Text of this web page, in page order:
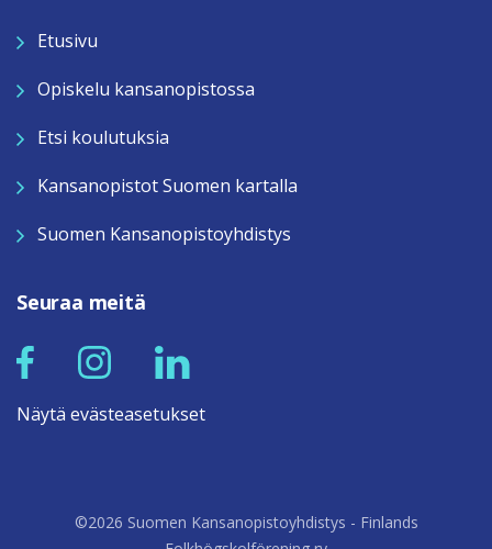
Etusivu
Opiskelu kansanopistossa
Etsi koulutuksia
Kansanopistot Suomen kartalla
Suomen Kansanopistoyhdistys
Seuraa meitä
Näytä evästeasetukset
©2026 Suomen Kansanopistoyhdistys - Finlands